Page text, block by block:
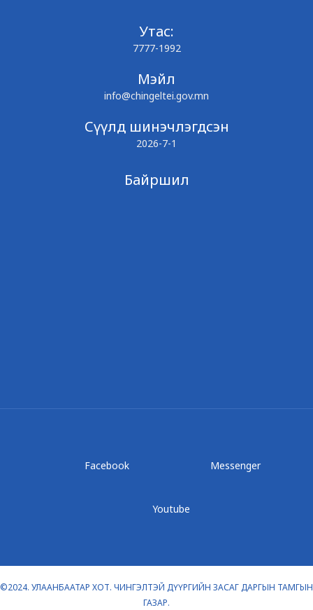
Утас:
7777-1992
Мэйл
info@chingeltei.gov.mn
Сүүлд шинэчлэгдсэн
2026-7-1
Байршил
Facebook Messenger
Youtube
©2024. УЛААНБААТАР ХОТ. ЧИНГЭЛТЭЙ ДҮҮРГИЙН ЗАСАГ ДАРГЫН ТАМГЫН
ГАЗАР.